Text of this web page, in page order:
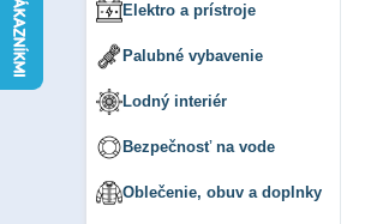
Elektro a prístroje
Palubné vybavenie
Lodný interiér
Bezpečnosť na vode
Oblečenie, obuv a doplnky